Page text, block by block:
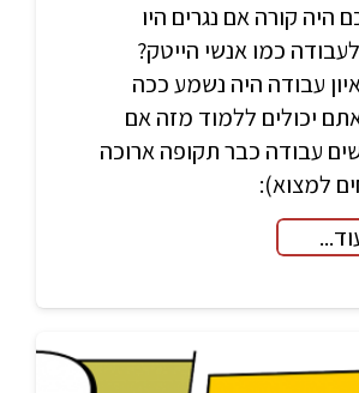
היה קורה אם נגרים היו
לעבודה כמו אנשי הייטק?
עבודה היה נשמע ככה
יכולים ללמוד מזה אם
עבודה כבר תקופה ארוכה
למצוא):